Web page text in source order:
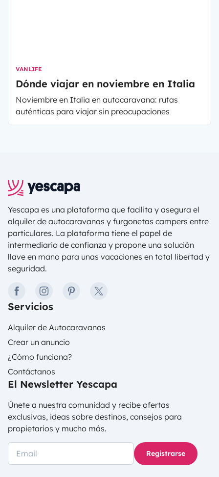
VANLIFE
Dónde viajar en noviembre en Italia
Noviembre en Italia en autocaravana: rutas
auténticas para viajar sin preocupaciones
Yescapa es una plataforma que facilita y asegura el
alquiler de autocaravanas y furgonetas campers entre
particulares. La plataforma tiene el papel de
intermediario de confianza y propone una solución
llave en mano para unas vacaciones en total libertad y
seguridad.
facebookinstagrampinteresttwitter
Servicios
Alquiler de Autocaravanas
Crear un anuncio
¿Cómo funciona?
Contáctanos
El Newsletter Yescapa
Únete a nuestra comunidad y recibe ofertas
exclusivas, ideas sobre destinos, consejos para
propietarios y mucho más.
Registrarse